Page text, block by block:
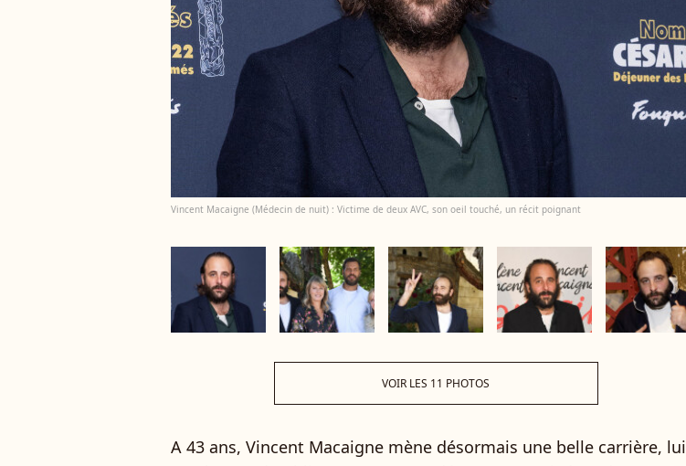
Vincent Macaigne (Médecin de nuit) : Victime de deux AVC, son oeil touché, un récit poignant
VOIR LES 11 PHOTOS
A 43 ans, Vincent Macaigne mène désormais une belle carrière, lui